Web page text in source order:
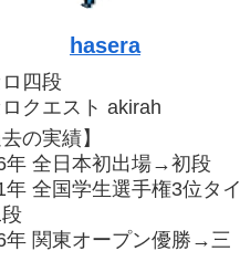
hasera
四段
クエスト akirah
去の実績】
年 全日本初出場→初段
年 全国学生選手権3位タイ
年 関東オープン優勝→三